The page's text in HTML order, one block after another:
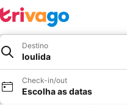
Destino
Ioulida
Check-in/out
Escolha as datas